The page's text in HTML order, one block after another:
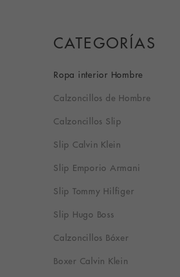
CATEGORÍAS
Ropa interior Hombre
Calzoncillos de Hombre
Calzoncillos Slip
Slip Calvin Klein
Slip Emporio Armani
Slip Tommy Hilfiger
Slip Hugo Boss
Calzoncillos Bóxer
Boxer Calvin Klein